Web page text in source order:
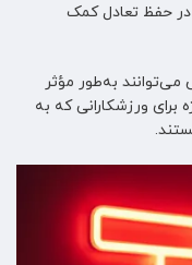
حفظ تعادل کمک
به‌طور مؤثر
برای ورزشکارانی که به